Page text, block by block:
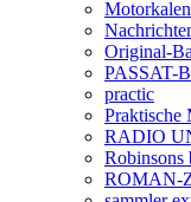
Original-
PASSAT-
practic
Praktische
RADIO
Robinsons
ROMAN-